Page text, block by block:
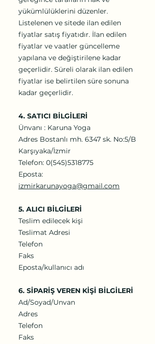
yükümlülüklerini düzenler.
Listelenen ve sitede ilan edilen
fiyatlar satış fiyatıdır. İlan edilen
fiyatlar ve vaatler güncelleme
yapılana ve değiştirilene kadar
geçerlidir. Süreli olarak ilan edilen
fiyatlar ise belirtilen süre sonuna
kadar geçerlidir.
4. SATICI BİLGİLERİ
Ünvanı : Karuna Yoga
Adres Bostanlı mh. 6347 sk. No:5/B
Karşıyaka/İzmir
Telefon: 0(545)5318775
Eposta:
izmirkarunayoga@gmail.com
5. ALICI BİLGİLERİ
Teslim edilecek kişi
Teslimat Adresi
Telefon
Faks
Eposta/kullanıcı adı
6. SİPARİŞ VEREN KİŞİ BİLGİLERİ
Ad/Soyad/Unvan
Adres
Telefon
Faks